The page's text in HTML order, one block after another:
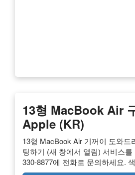
13형 MacBook Air
Apple (KR)
13형 MacBook Air 기꺼이 도와드
팅하기 (새 창에서 열림) 서비스
330-8877에 전화로 문의하세요.